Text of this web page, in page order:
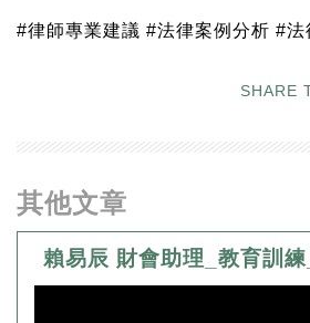
#律師專業建議 #法律案例分析 #
SHARE
其他文章